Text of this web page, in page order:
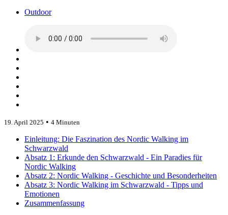
Outdoor
19. April 2025 • 4 Minuten
Einleitung: Die Faszination des Nordic Walking im
Schwarzwald
Absatz 1: Erkunde den Schwarzwald - Ein Paradies für
Nordic Walking
Absatz 2: Nordic Walking - Geschichte und Besonderheiten
Absatz 3: Nordic Walking im Schwarzwald - Tipps und
Emotionen
Zusammenfassung